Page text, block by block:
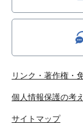
リンク・著作権・
個人情報保護の考
サイトマップ